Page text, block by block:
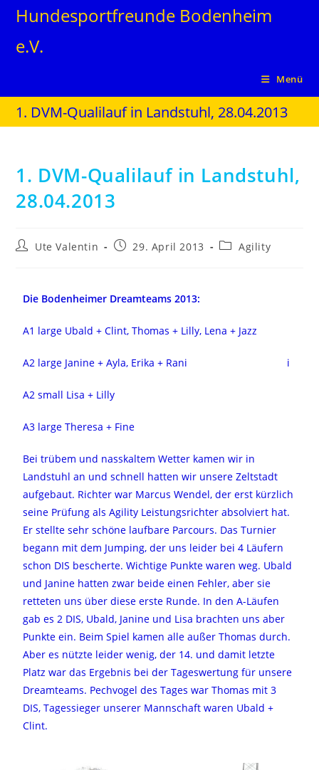
Hundesportfreunde Bodenheim
e.V.
Menü
1. DVM-Qualilauf in Landstuhl, 28.04.2013
1. DVM-Qualilauf in Landstuhl,
28.04.2013
Ute Valentin 29. April 2013 Agility
Die Bodenheimer Dreamteams 2013:
A1 large Ubald + Clint, Thomas + Lilly, Lena + Jazz
A2 large Janine + Ayla, Erika + Rani i
A2 small Lisa + Lilly
A3 large Theresa + Fine
Bei trübem und nasskaltem Wetter kamen wir in
Landstuhl an und schnell hatten wir unsere Zeltstadt
aufgebaut. Richter war Marcus Wendel, der erst kürzlich
seine Prüfung als Agility Leistungsrichter absolviert hat.
Er stellte sehr schöne laufbare Parcours. Das Turnier
begann mit dem Jumping, der uns leider bei 4 Läufern
schon DIS bescherte. Wichtige Punkte waren weg. Ubald
und Janine hatten zwar beide einen Fehler, aber sie
retteten uns über diese erste Runde. In den A-Läufen
gab es 2 DIS, Ubald, Janine und Lisa brachten uns aber
Punkte ein. Beim Spiel kamen alle außer Thomas durch.
Aber es nützte leider wenig, der 14. und damit letzte
Platz war das Ergebnis bei der Tageswertung für unsere
Dreamteams. Pechvogel des Tages war Thomas mit 3
DIS, Tagessieger unserer Mannschaft waren Ubald +
Clint.